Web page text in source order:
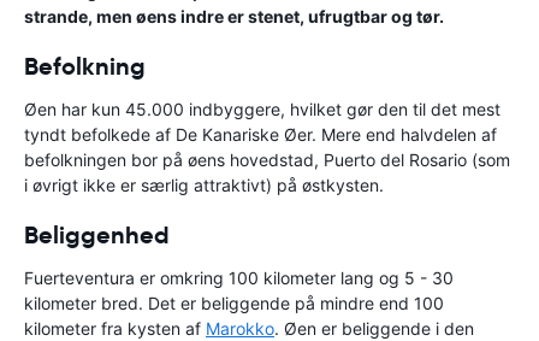
strande, men øens indre er stenet, ufrugtbar og tør.
Befolkning
Øen har kun 45.000 indbyggere, hvilket gør den til det mest
tyndt befolkede af De Kanariske Øer. Mere end halvdelen af
befolkningen bor på øens hovedstad, Puerto del Rosario (som
i øvrigt ikke er særlig attraktivt) på østkysten.
Beliggenhed
Fuerteventura er omkring 100 kilometer lang og 5 - 30
kilometer bred. Det er beliggende på mindre end 100
kilometer fra kysten af Marokko. Øen er beliggende i den